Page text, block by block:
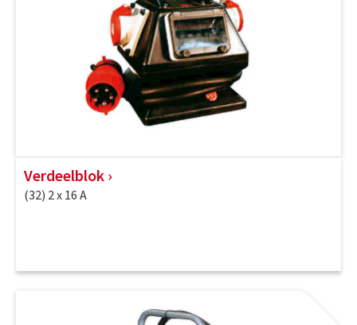
Verdeelblok
(32) 2 x 16 A